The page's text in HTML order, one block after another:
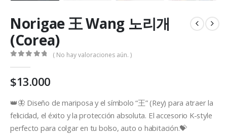
Norigae 王 Wang 노리개
(Corea)
( No hay valoraciones aún. )
$13.000
👑🦋 Diseño de mariposa y el símbolo “王” (Rey) para atraer la
felicidad, el éxito y la protección absoluta. El accesorio K-style
perfecto para colgar en tu bolso, auto o habitación.💝